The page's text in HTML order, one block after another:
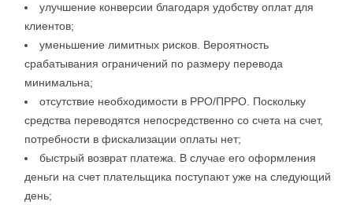
улучшение конверсии благодаря удобству оплат для
клиентов;
уменьшение лимитных рисков. Вероятность
срабатывания ограничений по размеру перевода
минимальна;
отсутствие необходимости в РРО/ПРРО. Поскольку
средства переводятся непосредственно со счета на счет,
потребности в фискализации оплаты нет;
быстрый возврат платежа. В случае его оформления
деньги на счет плательщика поступают уже на следующий
день;